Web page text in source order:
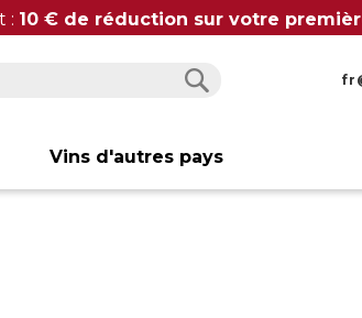
: 10 € de réduction sur votre
Vins d'autres pays